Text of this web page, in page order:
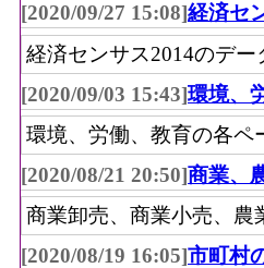
[2020/09/27 15:08]経済セ
経済センサス2014のデー
[2020/09/03 15:43]環境、
環境、労働、教育の各ペ
[2020/08/21 20:50]商業、
商業卸売、商業小売、農
[2020/08/19 16:05]市町村